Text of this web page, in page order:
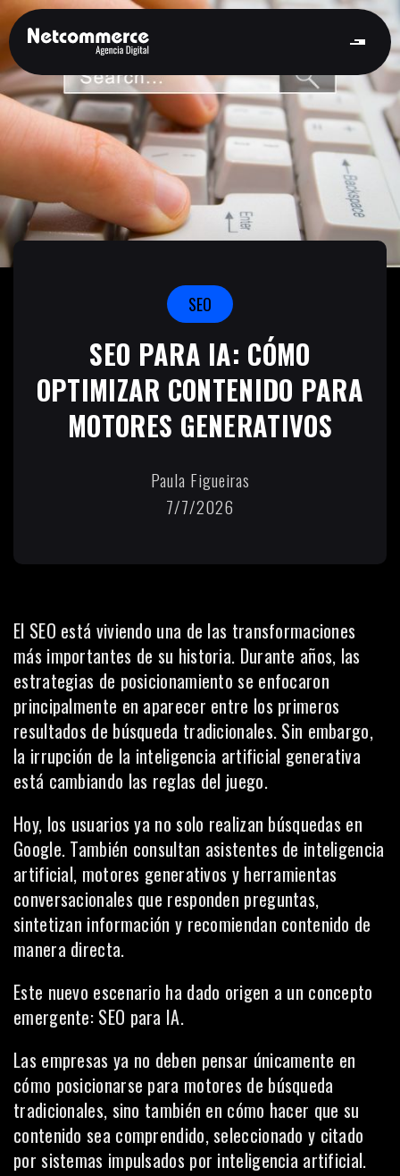
SEO
SEO PARA IA: CÓMO
OPTIMIZAR CONTENIDO PARA
MOTORES GENERATIVOS
Paula Figueiras
7/7/2026
El SEO está viviendo una de las transformaciones
más importantes de su historia. Durante años, las
estrategias de posicionamiento se enfocaron
principalmente en aparecer entre los primeros
resultados de búsqueda tradicionales. Sin embargo,
la irrupción de la inteligencia artificial generativa
está cambiando las reglas del juego.
Hoy, los usuarios ya no solo realizan búsquedas en
Google. También consultan asistentes de inteligencia
artificial, motores generativos y herramientas
conversacionales que responden preguntas,
sintetizan información y recomiendan contenido de
manera directa.
Este nuevo escenario ha dado origen a un concepto
emergente: SEO para IA.
Las empresas ya no deben pensar únicamente en
cómo posicionarse para motores de búsqueda
tradicionales, sino también en cómo hacer que su
contenido sea comprendido, seleccionado y citado
por sistemas impulsados por inteligencia artificial.